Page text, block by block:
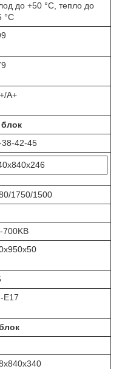
до +50 °C, тепло до
°C
A+
блок
38-42-45
1750/1500
700KB
E17